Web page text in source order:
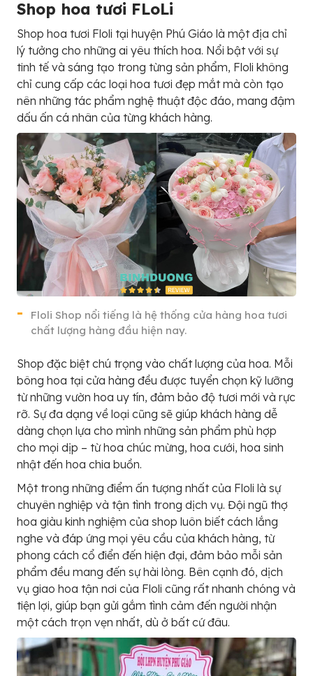
Shop hoa tươi FLoLi
Shop hoa tươi Floli tại huyện Phú Giáo là một địa chỉ
lý tưởng cho những ai yêu thích hoa. Nổi bật với sự
tinh tế và sáng tạo trong từng sản phẩm, Floli không
chỉ cung cấp các loại hoa tươi đẹp mắt mà còn tạo
nên những tác phẩm nghệ thuật độc đáo, mang đậm
dấu ấn cá nhân của từng khách hàng.
Floli Shop nổi tiếng là hệ thống cửa hàng hoa tươi
chất lượng hàng đầu hiện nay.
Shop đặc biệt chú trọng vào chất lượng của hoa. Mỗi
bông hoa tại cửa hàng đều được tuyển chọn kỹ lưỡng
từ những vườn hoa uy tín, đảm bảo độ tươi mới và rực
rỡ. Sự đa dạng về loại cũng sẽ giúp khách hàng dễ
dàng chọn lựa cho mình những sản phẩm phù hợp
cho mọi dịp – từ hoa chúc mừng, hoa cưới, hoa sinh
nhật đến hoa chia buồn.
Một trong những điểm ấn tượng nhất của Floli là sự
chuyên nghiệp và tận tình trong dịch vụ. Đội ngũ thợ
hoa giàu kinh nghiệm của shop luôn biết cách lắng
nghe và đáp ứng mọi yêu cầu của khách hàng, từ
phong cách cổ điển đến hiện đại, đảm bảo mỗi sản
phẩm đều mang đến sự hài lòng. Bên cạnh đó, dịch
vụ giao hoa tận nơi của Floli cũng rất nhanh chóng và
tiện lợi, giúp bạn gửi gắm tình cảm đến người nhận
một cách trọn vẹn nhất, dù ở bất cứ đâu.